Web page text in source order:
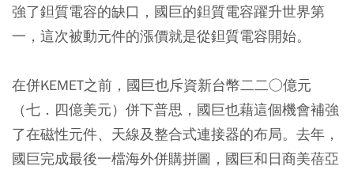
強了鉭質電容的缺口，國巨的鉭質電容躍升世界第
一，這次被動元件的漲價就是從鉭質電容開始。
在併KEMET之前，國巨也斥資新台幣二二○億元
（七．四億美元）併下普思，國巨也藉這個機會補強
了在磁性元件、天線及整合式連接器的布局。去年，
國巨完成最後一檔海外併購拼圖，國巨和日商美蓓亞